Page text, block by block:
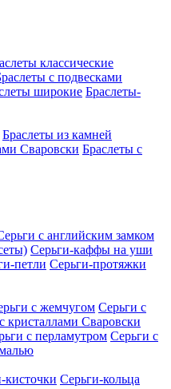
классические
с подвесками
широкие Браслеты-
Браслеты из камней
Сваровски Браслеты с
с английским замком
Серьги-каффы на уши
петли Серьги-протяжки
с жемчугом Серьги с
кристаллами Сваровски
с перламутром Серьги с
кисточки Серьги-кольца